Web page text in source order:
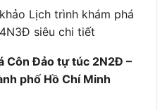
Lịch trình khám phá
siêu chi tiết
Côn Đảo tự túc 2N2Đ –
phố Hồ Chí Minh